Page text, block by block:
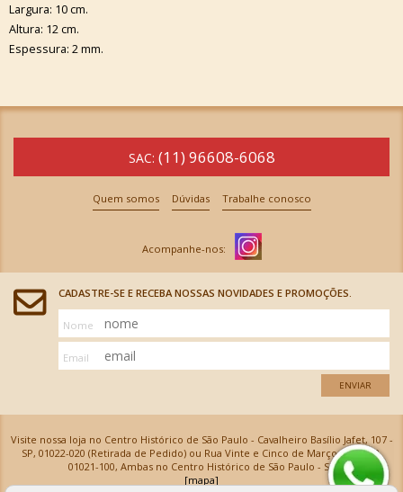
Largura: 10 cm.
Altura: 12 cm.
Espessura: 2 mm.
SAC: (11) 96608-6068
Quem somos Dúvidas Trabalhe conosco
CADASTRE-SE E RECEBA NOSSAS NOVIDADES E PROMOÇÕES.
Nome
Email
ENVIAR
Visite nossa loja no Centro Histórico de São Paulo - Cavalheiro Basílio Jafet, 107 -
SP, 01022-020 (Retirada de Pedido) ou Rua Vinte e Cinco de Março, 576 - SP,
01021-100, Ambas no Centro Histórico de São Paulo - SP
[mapa]